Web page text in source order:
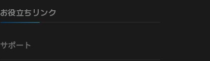
お役立ちリンク
サポート